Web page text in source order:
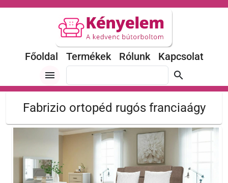
Főoldal Termékek Rólunk
Kapcsolat
menu
search
Fabrizio ortopéd rugós franciaágy